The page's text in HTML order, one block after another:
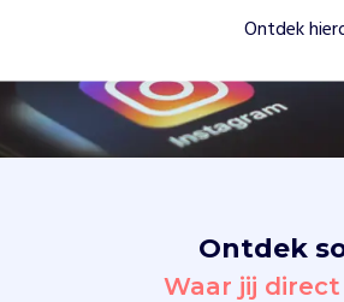
Ontdek
Ontdek
Waar jij